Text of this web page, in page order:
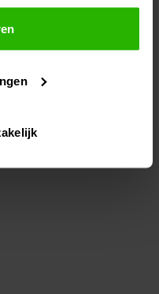
je Voordeeluitjes.nl
media en
plaatsen.
zelf instellen welke